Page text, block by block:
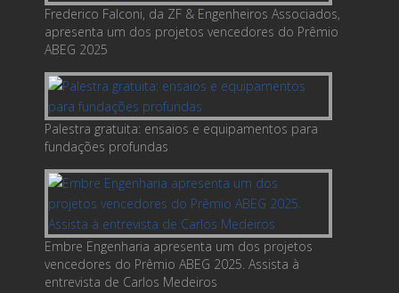
Frederico Falconi, da ZF & Engenheiros Associados,
apresenta um dos projetos vencedores do Prêmio
ABEG 2025
Palestra gratuita: ensaios e equipamentos para
fundações profundas
Embre Engenharia apresenta um dos projetos
vencedores do Prêmio ABEG 2025. Assista à
entrevista de Carlos Medeiros